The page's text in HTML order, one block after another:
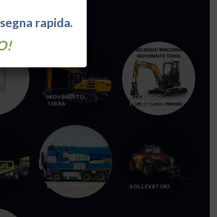
MOVIMENTO
TERRA
NOLEGGIO
ESCAVATORI
SOLLEVAMENTO SOLLEVATORI
rapida.